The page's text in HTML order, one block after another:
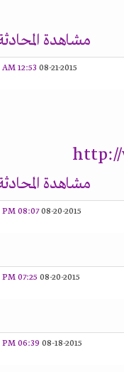
مشاهدة المحادثة
08-21-2015
12:53 AM
http://
مشاهدة المحادثة
08-20-2015
08:07 PM
08-20-2015
07:25 PM
08-18-2015
06:39 PM